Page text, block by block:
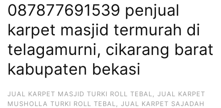
087877691539 penjual
karpet masjid termurah di
telagamurni, cikarang barat
kabupaten bekasi
JUAL KARPET MASJID TURKI ROLL TEBAL
JUAL KARPET
MUSHOLLA TURKI ROLL TEBAL
JUAL KARPET SAJADAH